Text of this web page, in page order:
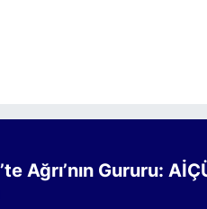
Ağrı’nın Gururu: